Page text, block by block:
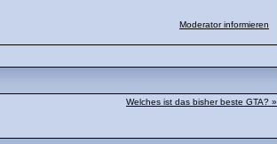
Moderator informieren
Welches ist das bisher beste GTA? »